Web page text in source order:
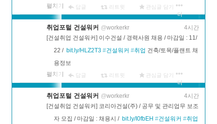
답글 리트윗 관심글 담기
더
보기
펼치기
취업포털 건설워커 @workerkr
4시간
[건설취업 건설워커] 이수건설 / 경력사원 채용 / 마감일 : 11/
22 / bit.ly/HLZ2T3 #건설워커 #취업 건축/토목/플랜트 채
용정보
답글 리트윗 관심글 담기
더
보기
펼치기
취업포털 건설워커 @workerkr
4시간
[건설취업 건설워커] 코리아건설(주) / 공무 및 관리업무 보조
자 모집 / 마감일 : 채용시 / bit.ly/I0fbEH #건설워커 #취업